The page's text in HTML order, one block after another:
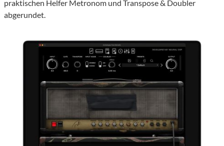
praktischen Helfer Metronom und Transpose & Doubler
abgerundet.